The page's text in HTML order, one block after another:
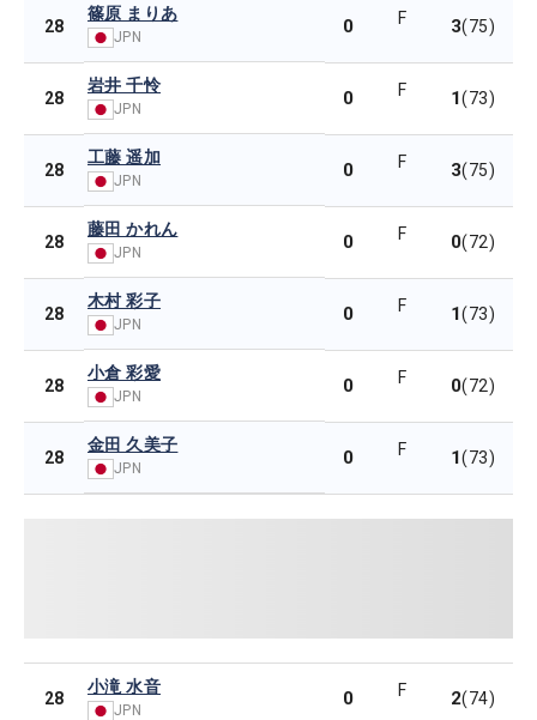
28
篠原 まりあ
JPN 0 F 3(75)
28
岩井 千怜
JPN 0 F 1(73)
28
工藤 遥加
JPN 0 F 3(75)
28
藤田 かれん
JPN 0 F 0(72)
28
木村 彩子
JPN 0 F 1(73)
28
小倉 彩愛
JPN 0 F 0(72)
28
金田 久美子
JPN 0 F 1(73)
28
小滝 水音
JPN
0 F 2(74)